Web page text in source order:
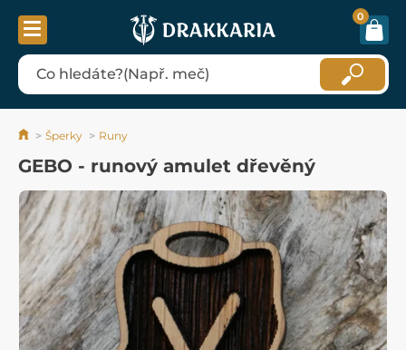
0
Šperky Runy
GEBO - runový amulet dřevěný